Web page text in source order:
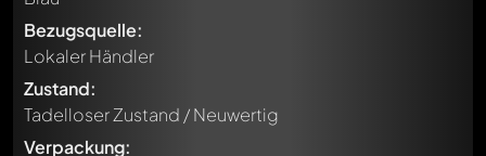
Bezugsquelle:
Lokaler Händler
Zustand:
Tadelloser Zustand / Neuwertig
Verpackung: